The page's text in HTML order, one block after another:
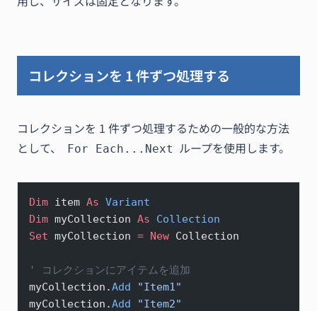
コレクションを 1 件ずつ処理する
コレクションを 1 件ずつ処理するための一般的な方法
として、
For Each...Next ループを使用します。
Dim item As Variant
Dim myCollection As Collection
Set myCollection = New Collection
' コレクションにアイテムを追加
myCollection.Add "Item1"
myCollection.Add "Item2"